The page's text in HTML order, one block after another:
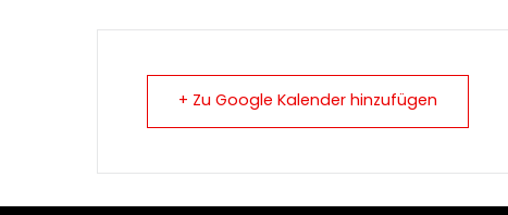
+ Zu Google Kalender hinzufügen